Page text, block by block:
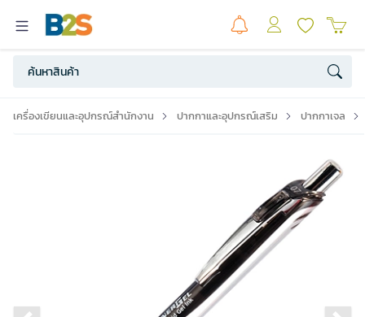
เครื่องเขียนและอุปกรณ์สำนักงาน ปากกาและอุปกรณ์เสริม ปากกาเจล